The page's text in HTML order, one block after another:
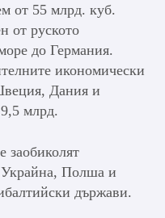
от 55 млрд. куб.
от руското
до Германия.
икономически
Дания и
млрд.
заобиколят
Украйна, Полша и
държави.